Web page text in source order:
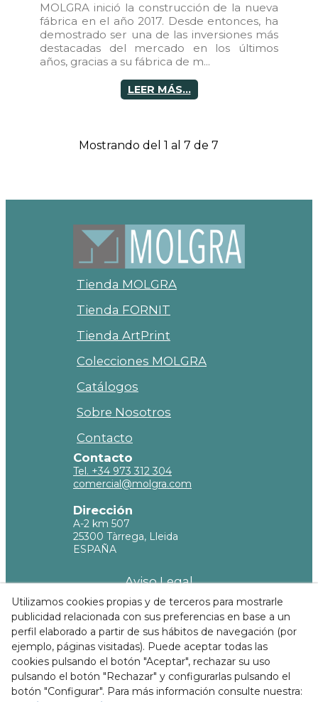
MOLGRA inició la construcción de la nueva
fábrica en el año 2017. Desde entonces, ha
demostrado ser una de las inversiones más
destacadas del mercado en los últimos
años, gracias a su fábrica de m...
LEER MÁS...
Mostrando del 1 al 7 de 7
Tienda MOLGRA
Tienda FORNIT
Tienda ArtPrint
Colecciones MOLGRA
Catálogos
Sobre Nosotros
Contacto
Contacto
Tel. +34 973 312 304
comercial@molgra.com
Dirección
A-2 km 507
25300 Tàrrega, Lleida
ESPAÑA
Aviso Legal
Política de privacidad
Política de Cookies
Condiciones de compra
Canal ético
Utilizamos cookies propias y de terceros para mostrarle
publicidad relacionada con sus preferencias en base a un
perfil elaborado a partir de sus hábitos de navegación (por
ejemplo, páginas visitadas). Puede aceptar todas las
cookies pulsando el botón "Aceptar", rechazar su uso
pulsando el botón "Rechazar" y configurarlas pulsando el
botón "Configurar". Para más información consulte nuestra: